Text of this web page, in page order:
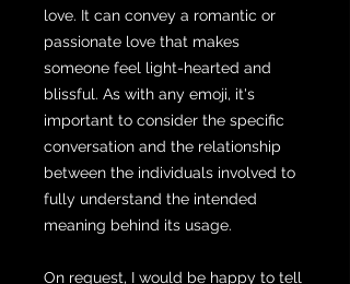
love. It can convey a romantic or
passionate love that makes
someone feel light-hearted and
blissful. As with any emoji, it's
important to consider the specific
conversation and the relationship
between the individuals involved to
fully understand the intended
meaning behind its usage.
On request, I would be happy to tell